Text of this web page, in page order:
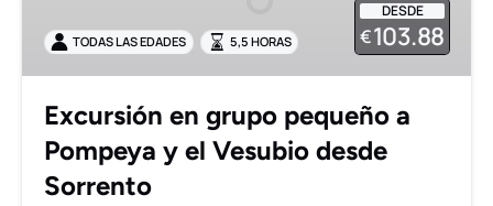
Pompeya
y
Vesubio
desde
Sorrento
DESDE
€103.88
TODAS LAS EDADES 5,5 HORAS
Excursión en grupo pequeño a
Pompeya y el Vesubio desde
Sorrento